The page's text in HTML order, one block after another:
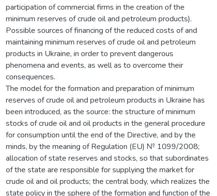
participation of commercial firms in the creation of the
minimum reserves of crude oil and petroleum products).
Possible sources of financing of the reduced costs of and
maintaining minimum reserves of crude oil and petroleum
products in Ukraine, in order to prevent dangerous
phenomena and events, as well as to overcome their
consequences.
The model for the formation and preparation of minimum
reserves of crude oil and petroleum products in Ukraine has
been introduced, as the source: the structure of minimum
stocks of crude oil and oil products in the general procedure
for consumption until the end of the Directive, and by the
minds, by the meaning of Regulation (EU) № 1099/2008;
allocation of state reserves and stocks, so that subordinates
of the state are responsible for supplying the market for
crude oil and oil products; the central body, which realizes the
state policy in the sphere of the formation and function of the